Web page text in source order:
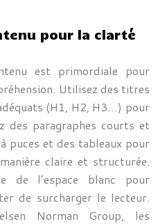
pour la clarté
est primordiale pour
Utilisez des titres
(H1, H2, H3…) pour
des paragraphes courts et
puces et des tableaux pour
claire et structurée.
de l’espace blanc pour
de surcharger le lecteur.
Norman Group, les